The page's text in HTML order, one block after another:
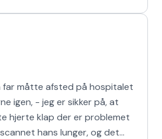
far måtte afsted på hospitalet
igen, - jeg er sikker på, at
hjerte klap der er problemet
hans lunger, og det